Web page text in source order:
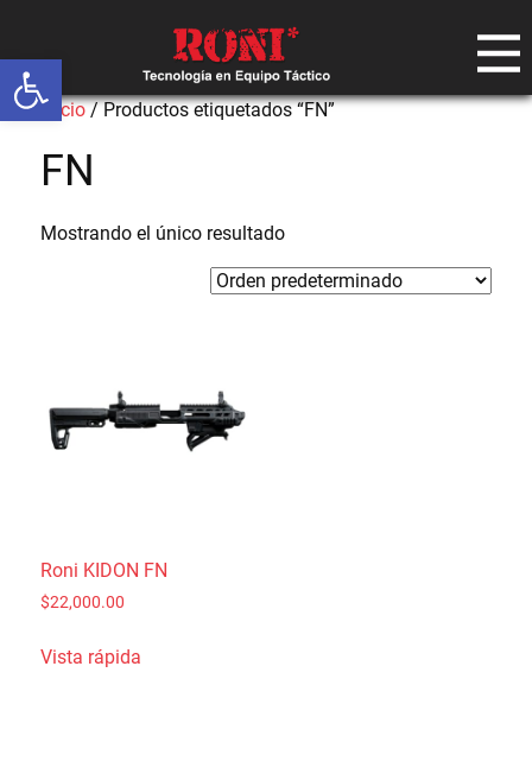
Abrir barra de herramientas
Inicio/ Productos etiquetados “FN”
FN
Mostrando el único resultado
Roni KIDON FN
$22,000.00
Vista rápida